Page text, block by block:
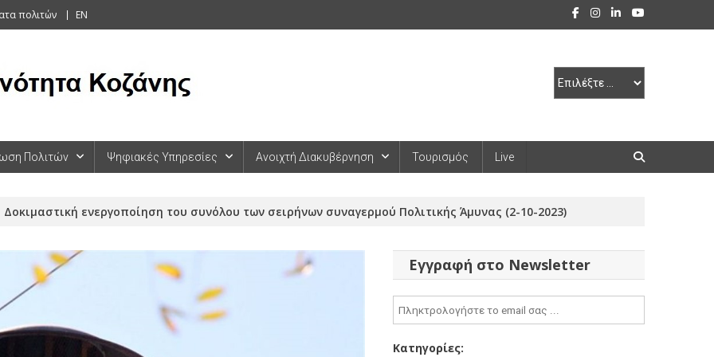
πολιτών EN
Πολιτών Ψηφιακές Υπηρεσίες Ανοιχτή Διακυβέρνηση Τουρισμός Live
Δοκιμαστική ενεργοποίηση του συνόλου των σειρήνων συναγερμού Πολιτικής Άμυνας (2-10-2023)
Εγγραφή στο Newsletter
Κατηγορίες: